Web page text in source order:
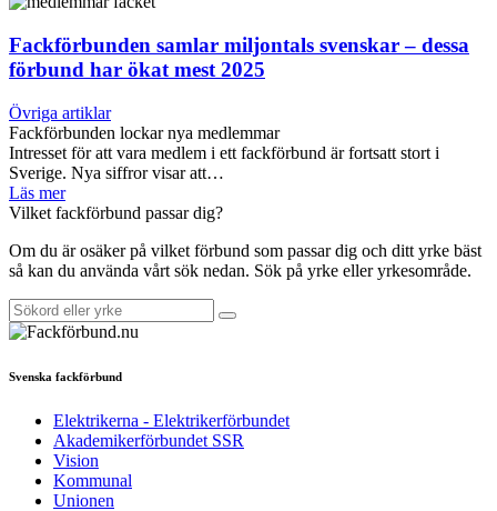
Fackförbunden samlar miljontals svenskar – dessa
förbund har ökat mest 2025
Övriga artiklar
Fackförbunden lockar nya medlemmar
Intresset för att vara medlem i ett fackförbund är fortsatt stort i
Sverige. Nya siffror visar att…
Läs mer
Vilket fackförbund passar dig?
Om du är osäker på vilket förbund som passar dig och ditt yrke bäst
så kan du använda vårt sök nedan. Sök på yrke eller yrkesområde.
Svenska fackförbund
Elektrikerna - Elektrikerförbundet
Akademikerförbundet SSR
Vision
Kommunal
Unionen